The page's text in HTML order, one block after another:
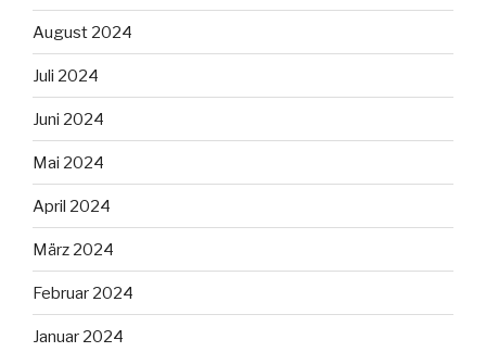
August 2024
Juli 2024
Juni 2024
Mai 2024
April 2024
März 2024
Februar 2024
Januar 2024